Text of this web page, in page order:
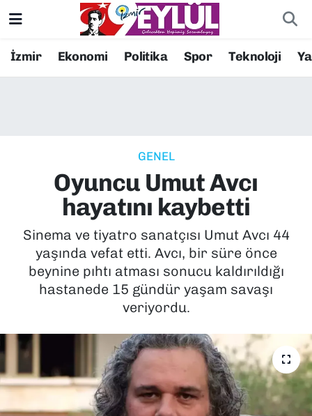
İzmir Ekonomi Politika Spor Teknoloji
GENEL
Oyuncu Umut Avcı
hayatını kaybetti
Sinema ve tiyatro sanatçısı Umut Avcı 44
yaşında vefat etti. Avcı, bir süre önce
beynine pıhtı atması sonucu kaldırıldığı
hastanede 15 gündür yaşam savaşı
veriyordu.
Resmi İlanlar
EKONOMİ
KÜLTÜR SANAT
MAGAZİN
SAĞLIK
SPOR
TEKNOLOJİ
Konak Nöbetçi Eczaneler
Süper Lig Puan Durumu ve Fikstür
Tüm Manşetler
Son Dakika Haberleri
Haber Arşivi